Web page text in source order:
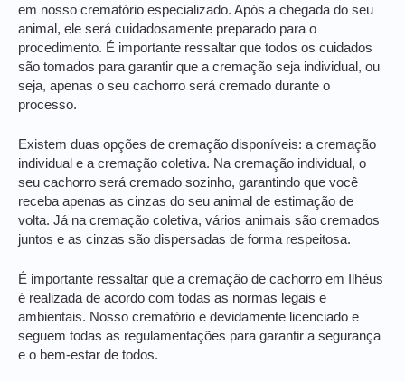
em nosso crematório especializado. Após a chegada do seu
animal, ele será cuidadosamente preparado para o
procedimento. É importante ressaltar que todos os cuidados
são tomados para garantir que a cremação seja individual, ou
seja, apenas o seu cachorro será cremado durante o
processo.
Existem duas opções de cremação disponíveis: a cremação
individual e a cremação coletiva. Na cremação individual, o
seu cachorro será cremado sozinho, garantindo que você
receba apenas as cinzas do seu animal de estimação de
volta. Já na cremação coletiva, vários animais são cremados
juntos e as cinzas são dispersadas de forma respeitosa.
É importante ressaltar que a cremação de cachorro em Ilhéus
é realizada de acordo com todas as normas legais e
ambientais. Nosso crematório e devidamente licenciado e
seguem todas as regulamentações para garantir a segurança
e o bem-estar de todos.